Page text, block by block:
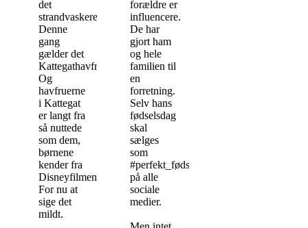
det
strandvaskere.
Denne
gang
gælder det
Kattegathavfruer.
Og
havfruerne
i Kattegat
er langt fra
så nuttede
som dem,
børnene
kender fra
Disneyfilmene.
For nu at
sige det
mildt.
forældre er
influencere.
De har
gjort ham
og hele
familien til
en
forretning.
Selv hans
fødselsdag
skal
sælges
som
#perfekt_fødselsdag
på alle
sociale
medier.